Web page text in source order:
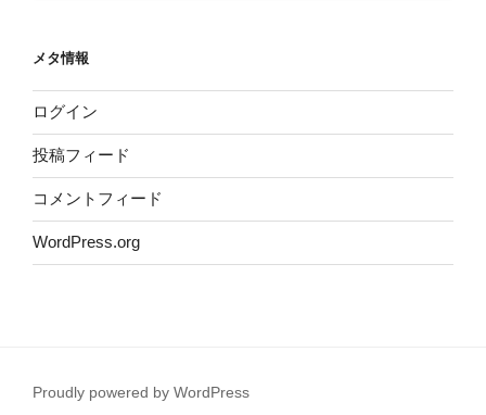
ー
メタ情報
ログイン
投稿フィード
コメントフィード
WordPress.org
Proudly powered by WordPress